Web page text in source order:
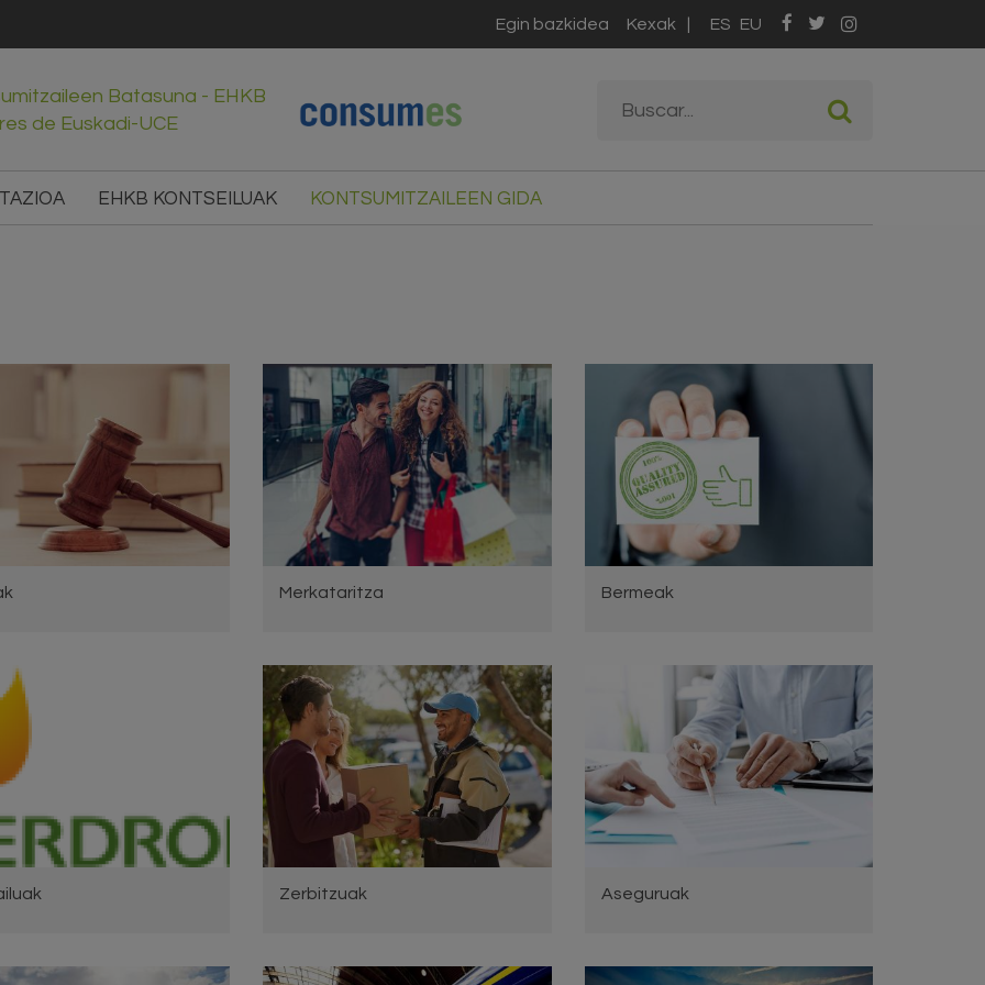
ES EU
Egin bazkidea Kexak
Batasuna - EHKB
de Euskadi-UCE
EHKB KONTSEILUAK KONTSUMITZAILEEN GIDA
Merkataritza Bermeak
Zerbitzuak Aseguruak